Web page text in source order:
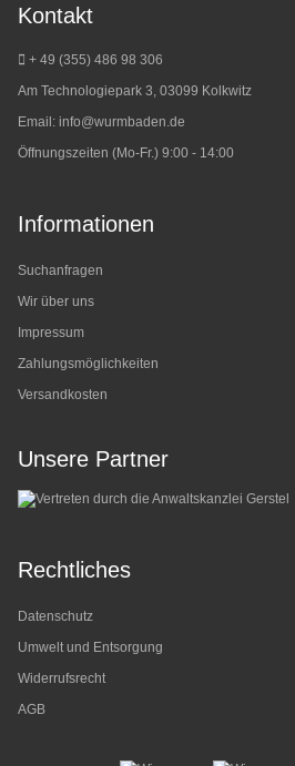
Kontakt
+ 49 (355) 486 98 306
Am Technologiepark 3, 03099 Kolkwitz
Email: info@wurmbaden.de
Öffnungszeiten (Mo-Fr.) 9:00 - 14:00
Informationen
Suchanfragen
Wir über uns
Impressum
Zahlungsmöglichkeiten
Versandkosten
Unsere Partner
Rechtliches
Datenschutz
Umwelt und Entsorgung
Widerrufsrecht
AGB